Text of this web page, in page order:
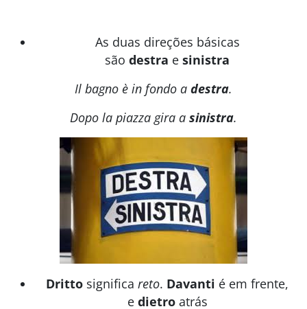
As duas direções básicas
são destra e sinistra
Il bagno è in fondo a destra.
Dopo la piazza gira a sinistra.
Dritto significa reto. Davanti é em frente,
e dietro atrás